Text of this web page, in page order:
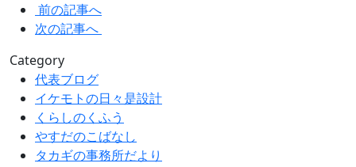
前の記事へ
次の記事へ
Category
代表ブログ
イケモトの日々是設計
くらしのくふう
やすだのこばなし
タカギの事務所だより